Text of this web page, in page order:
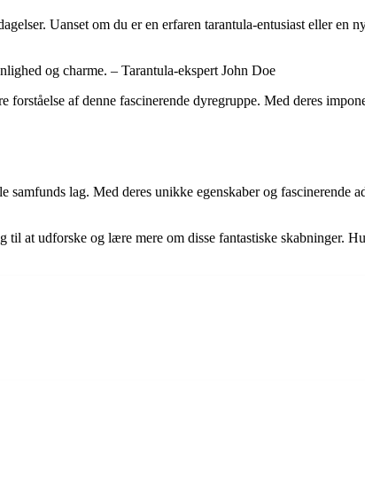
Uanset om du er en erfaren tarantula-entusiast eller en
og charme. – Tarantula-ekspert John Doe
af denne fascinerende dyregruppe. Med deres
lag. Med deres unikke egenskaber og fascinerende
at udforske og lære mere om disse fantastiske skabninger.